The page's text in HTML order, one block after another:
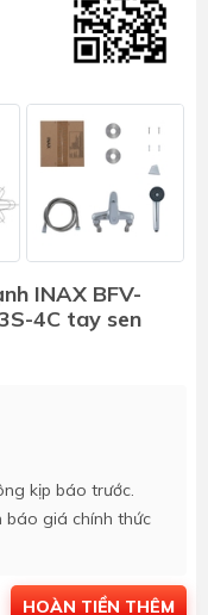
INAX BFV-
4C tay sen
kịp báo trước.
báo giá chính thức
HOÀN TIỀN THÊM